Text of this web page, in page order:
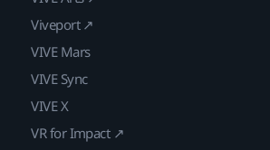
Viveport ↗
VIVE Mars
VIVE Sync
VIVE X
VR for Impact ↗